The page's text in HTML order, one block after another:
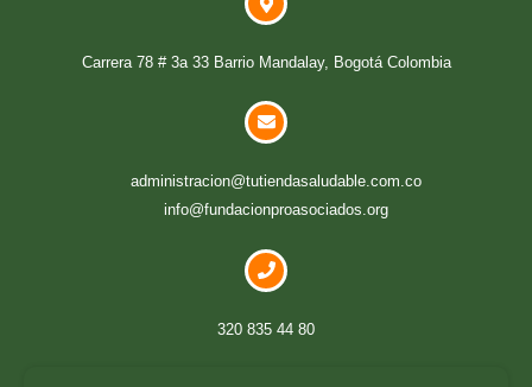
Carrera 78 # 3a 33 Barrio Mandalay, Bogotá Colombia
administracion@tutiendasaludable.com.co
info@fundacionproasociados.org
320 835 44 80